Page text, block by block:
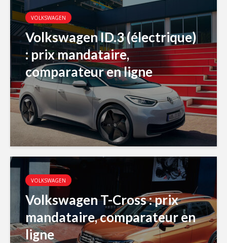
VOLKSWAGEN
Volkswagen ID.3 (électrique)
: prix mandataire,
comparateur en ligne
VOLKSWAGEN
Volkswagen T-Cross : prix
mandataire, comparateur en
ligne